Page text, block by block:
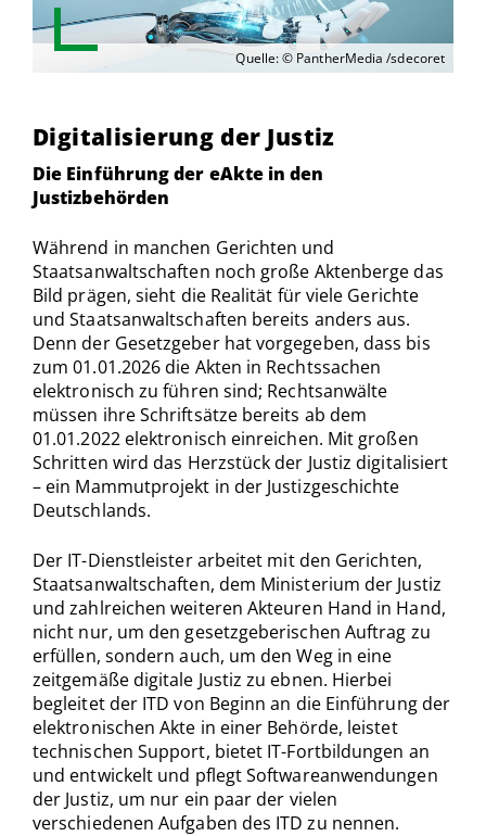
Quelle: © PantherMedia /sdecoret
Digitalisierung der Justiz
Die Einführung der eAkte in den
Justizbehörden
Während in manchen Gerichten und
Staatsanwaltschaften noch große Aktenberge das
Bild prägen, sieht die Realität für viele Gerichte
und Staatsanwaltschaften bereits anders aus.
Denn der Gesetzgeber hat vorgegeben, dass bis
zum 01.01.2026 die Akten in Rechtssachen
elektronisch zu führen sind; Rechtsanwälte
müssen ihre Schriftsätze bereits ab dem
01.01.2022 elektronisch einreichen. Mit großen
Schritten wird das Herzstück der Justiz digitalisiert
– ein Mammutprojekt in der Justizgeschichte
Deutschlands.
Der IT-Dienstleister arbeitet mit den Gerichten,
Staatsanwaltschaften, dem Ministerium der Justiz
und zahlreichen weiteren Akteuren Hand in Hand,
nicht nur, um den gesetzgeberischen Auftrag zu
erfüllen, sondern auch, um den Weg in eine
zeitgemäße digitale Justiz zu ebnen. Hierbei
begleitet der ITD von Beginn an die Einführung der
elektronischen Akte in einer Behörde, leistet
technischen Support, bietet IT-Fortbildungen an
und entwickelt und pflegt Softwareanwendungen
der Justiz, um nur ein paar der vielen
verschiedenen Aufgaben des ITD zu nennen.